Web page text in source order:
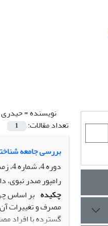
نویسنده =حیدری
تعداد مقالات:
1
بررسی جامعه
دوره 4، شماره 4، زمستان 1389، صفحه
رامپور صدر نبوی،
چکیده بر اساس
مصرف و تغییرات آن
گسترده با افراد